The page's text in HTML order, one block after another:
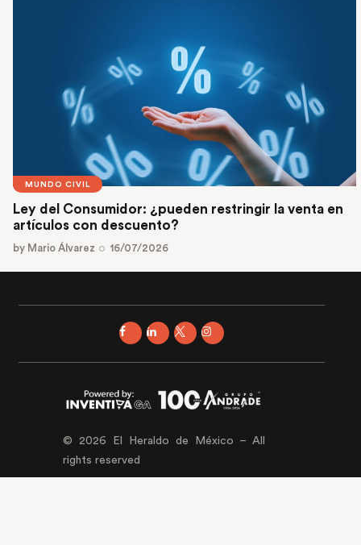
MUNDO CIVIL
Ley del Consumidor: ¿pueden restringir la venta en
artículos con descuento?
by Mario Álvarez 16/07/2026
© 2026 El Heraldo de México – All
rights reserved